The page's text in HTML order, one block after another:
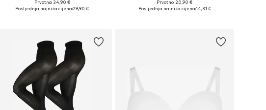
Dostupne veličine: XL, XXL, XXXL, 4XL, 5XL
Prvotno: 34,90 €
Posljednja najniža cijena:29,90 €
Dostupne veličine: XXL, XXXL, 4XL, 5XL, 6XL
Prvotno: 20,90 €
Posljednja najniža cijena:14,31 €